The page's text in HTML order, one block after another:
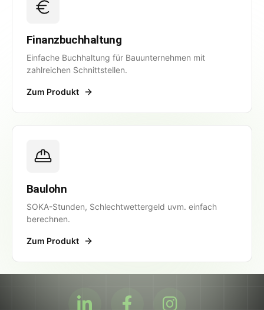
Finanzbuchhaltung
Einfache Buchhaltung für Bauunternehmen mit
zahlreichen Schnittstellen.
Zum Produkt
Baulohn
SOKA-Stunden, Schlechtwettergeld uvm. einfach
berechnen.
Zum Produkt